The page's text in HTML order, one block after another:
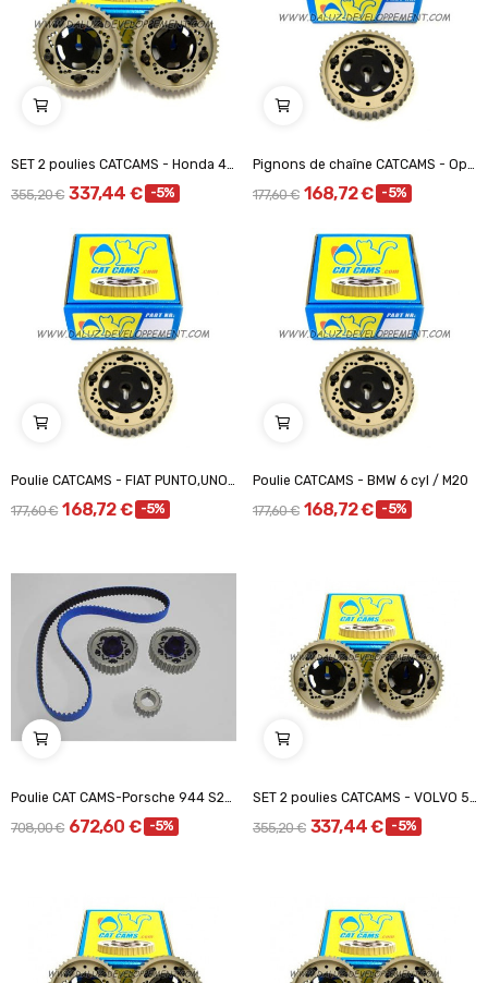
SET 2 poulies CATCAMS - Honda 4cyl 16v DOHC...
355,20 € 337,44 € -5%
Pignons de chaîne CATCAMS - Opel CIH / CHAINE...
177,60 € 168,72 € -5%
Poulie CATCAMS - FIAT PUNTO,UNO TURBO...
177,60 € 168,72 € -5%
Poulie CATCAMS - BMW 6 cyl / M20
177,60 € 168,72 € -5%
Poulie CAT CAMS-Porsche 944 S2/968 Twin poulie
708,00 € 672,60 € -5%
SET 2 poulies CATCAMS - VOLVO 5CYL.-10V / Volvo...
355,20 € 337,44 € -5%